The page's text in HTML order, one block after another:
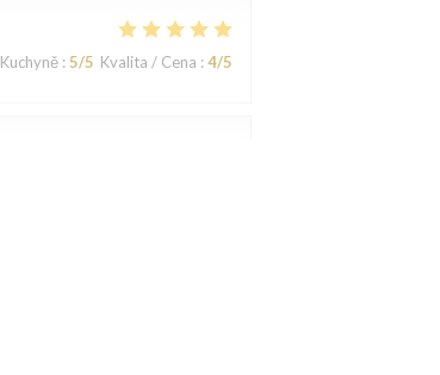
Kuchyně : 5/5 Kvalita / Cena : 4/5